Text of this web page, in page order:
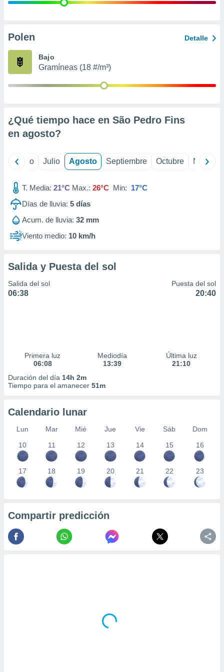
e
publicidad
Polen Detalle
Bajo
Gramíneas (18 #/m³)
¿Qué tiempo hace en São Pedro Fins
en agosto?
Junio Julio Agosto Septiembre Octubre
T. Media: 21°C Max.: 26°C Min: 17°C
Días de lluvia: 5 días
Acum. de lluvia: 32 mm
Viento medio: 10 km/h
Salida y Puesta del sol
Salida del sol
06:38
Puesta del sol
20:40
Primera luz
06:08
Mediodía
13:39
Última luz
21:10
Duración del día 14h 2m
Tiempo para el amanecer 51m
Calendario lunar
Lun Mar Mié Jue Vie Sáb
Dom
10
11 12 13 14 15 16
17 18 19 20 21 22 23
Compartir predicción